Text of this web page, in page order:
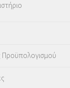
Προϋπολογισμού